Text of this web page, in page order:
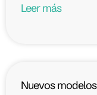
Leer más
Nuevos